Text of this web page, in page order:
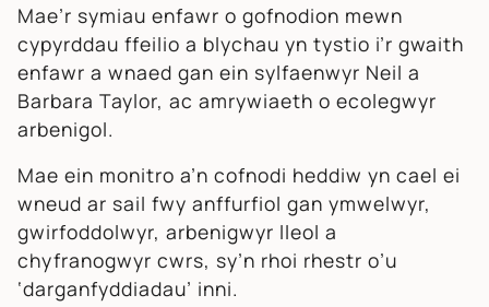
Mae’r symiau enfawr o gofnodion mewn
cypyrddau ffeilio a blychau yn tystio i’r gwaith
enfawr a wnaed gan ein sylfaenwyr Neil a
Barbara Taylor, ac amrywiaeth o ecolegwyr
arbenigol.
Mae ein monitro a’n cofnodi heddiw yn cael ei
wneud ar sail fwy anffurfiol gan ymwelwyr,
gwirfoddolwyr, arbenigwyr lleol a
chyfranogwyr cwrs, sy’n rhoi rhestr o’u
‘darganfyddiadau’ inni.